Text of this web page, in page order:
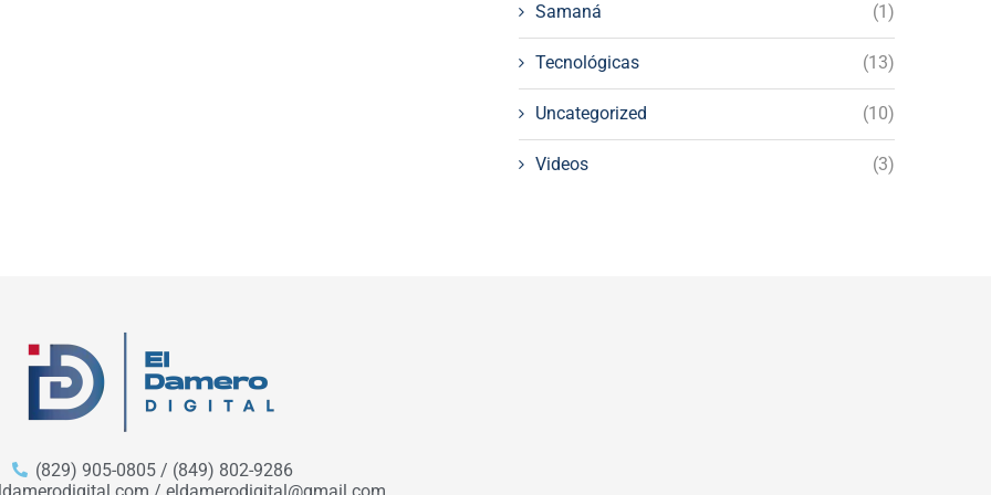
Samaná (1)
Tecnológicas (13)
Uncategorized (10)
Videos (3)
(829) 905-0805 / (849) 802-9286
/ eldamerodigital@gmail.com